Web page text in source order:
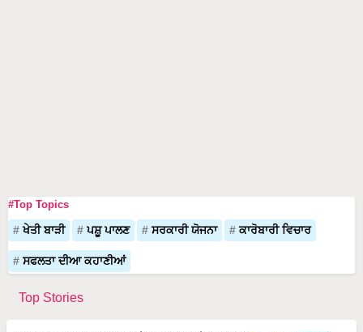
#Top Topics
ਖੇਤੀ ਬਾੜੀ ਪਸ਼ੂ ਪਾਲਣ ਸਰਕਾਰੀ ਯੋਜਨਾ ਕਾਰੋਬਾਰੀ ਵਿਚਾਰ
ਸਫਲਤਾ ਦੀਆ ਕਹਾਣੀਆਂ
Top Stories